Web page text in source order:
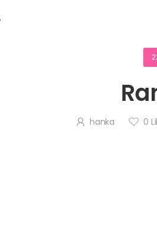
hanka 0